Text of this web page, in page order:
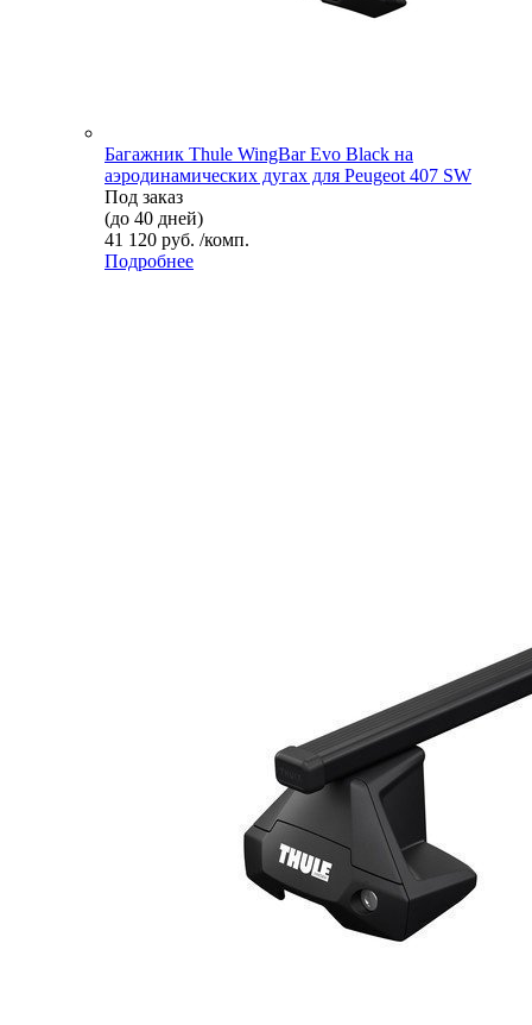
Багажник Thule WingBar Evo Black на
аэродинамических дугах для Peugeot 407 SW
Под заказ
(до 40 дней)
41 120 руб. /комп.
Подробнее